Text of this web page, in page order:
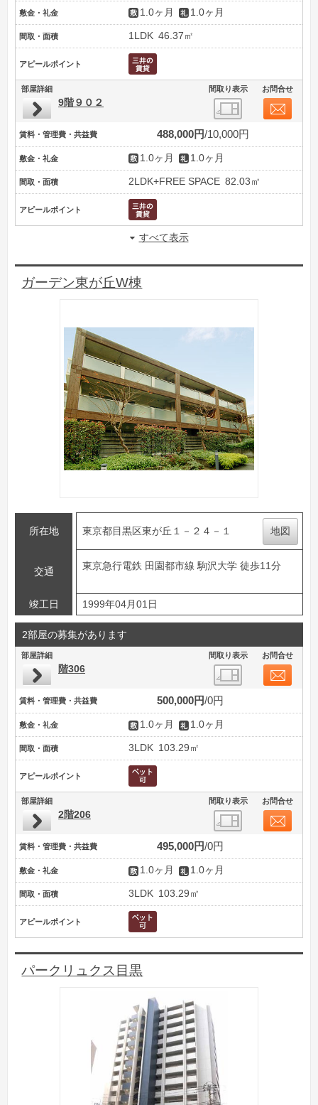
敷金・礼金 1.0ヶ月 1.0ヶ月
間取・面積 1LDK 46.37㎡
アピールポイント
部屋詳細 間取り表示 お問合せ
9階９０２
賃料・管理費・共益費 488,000円 10,000円
敷金・礼金 1.0ヶ月 1.0ヶ月
間取・面積 2LDK+FREE SPACE 82.03㎡
アピールポイント
すべて表示
ガーデン東が丘W棟
所在地 東京都目黒区東が丘１－２４－１ 地図
交通
東京急行電鉄 田園都市線 駒沢大学 徒歩11分
竣工日 1999年04月01日
2部屋の募集があります
部屋詳細 間取り表示 お問合せ
階306
賃料・管理費・共益費 500,000円 0円
敷金・礼金 1.0ヶ月 1.0ヶ月
間取・面積 3LDK 103.29㎡
アピールポイント
部屋詳細 間取り表示 お問合せ
2階206
賃料・管理費・共益費 495,000円 0円
敷金・礼金 1.0ヶ月 1.0ヶ月
間取・面積 3LDK 103.29㎡
アピールポイント
パークリュクス目黒